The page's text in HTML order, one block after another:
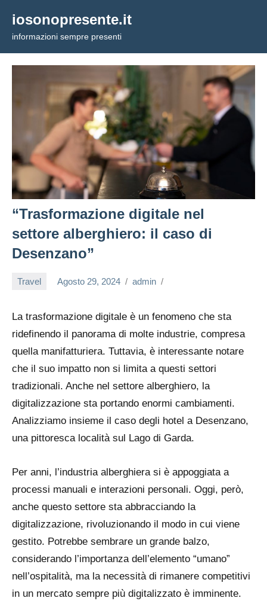
contenuto
iosonopresente.it
informazioni sempre presenti
“Trasformazione digitale nel
settore alberghiero: il caso di
Desenzano”
Travel Agosto 29, 2024 admin
La trasformazione digitale è un fenomeno che sta
ridefinendo il panorama di molte industrie, compresa
quella manifatturiera. Tuttavia, è interessante notare
che il suo impatto non si limita a questi settori
tradizionali. Anche nel settore alberghiero, la
digitalizzazione sta portando enormi cambiamenti.
Analizziamo insieme il caso degli hotel a Desenzano,
una pittoresca località sul Lago di Garda.
Per anni, l’industria alberghiera si è appoggiata a
processi manuali e interazioni personali. Oggi, però,
anche questo settore sta abbracciando la
digitalizzazione, rivoluzionando il modo in cui viene
gestito. Potrebbe sembrare un grande balzo,
considerando l’importanza dell’elemento “umano”
nell’ospitalità, ma la necessità di rimanere competitivi
in un mercato sempre più digitalizzato è imminente.